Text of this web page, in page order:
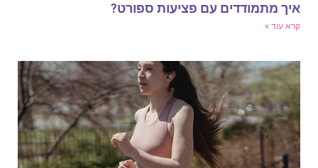
מתמודדים עם פציעות ספורט?
עוד »